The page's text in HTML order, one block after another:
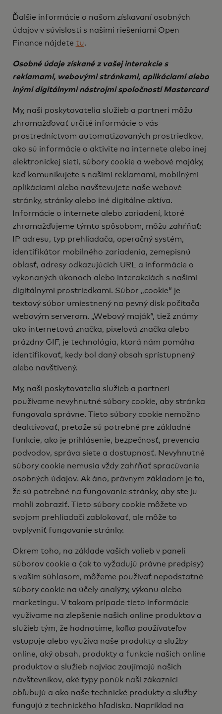
Ďalšie informácie o našom získavaní osobných
údajov v súvislosti s našimi riešeniami Open
Finance nájdete tu.
Osobné údaje získané z vašej interakcie s
reklamami, webovými stránkami, aplikáciami alebo
inými digitálnymi nástrojmi spoločnosti Mastercard
My, naši poskytovatelia služieb a partneri môžu
zhromažďovať určité informácie o vás
prostredníctvom automatizovaných prostriedkov,
ako sú informácie o aktivite na internete alebo inej
elektronickej sieti, súbory cookie a webové majáky,
keď komunikujete s našimi reklamami, mobilnými
aplikáciami alebo navštevujete naše webové
stránky, stránky alebo iné digitálne aktíva.
Informácie o internete alebo zariadení, ktoré
zhromažďujeme týmto spôsobom, môžu zahŕňať:
IP adresu, typ prehliadača, operačný systém,
identifikátor mobilného zariadenia, zemepisnú
oblasť, adresy odkazujúcich URL a informácie o
vykonaných úkonoch alebo interakciách s našimi
digitálnymi prostriedkami. Súbor „cookie“ je
textový súbor umiestnený na pevný disk počítača
webovým serverom. „Webový maják“, tiež známy
ako internetová značka, pixelová značka alebo
prázdny GIF, je technológia, ktorá nám pomáha
identifikovať, kedy bol daný obsah sprístupnený
alebo navštívený.
My, naši poskytovatelia služieb a partneri
používame nevyhnutné súbory cookie, aby stránka
fungovala správne. Tieto súbory cookie nemožno
deaktivovať, pretože sú potrebné pre základné
funkcie, ako je prihlásenie, bezpečnosť, prevencia
podvodov, správa siete a dostupnosť. Nevyhnutné
súbory cookie nemusia vždy zahŕňať spracúvanie
osobných údajov. Ak áno, právnym základom je to,
že sú potrebné na fungovanie stránky, aby ste ju
mohli zobraziť. Tieto súbory cookie môžete vo
svojom prehliadači zablokovať, ale môže to
ovplyvniť fungovanie stránky.
Okrem toho, na základe vašich volieb v paneli
súborov cookie a (ak to vyžadujú právne predpisy)
s vaším súhlasom, môžeme používať nepodstatné
súbory cookie na účely analýzy, výkonu alebo
marketingu. V takom prípade tieto informácie
využívame na zlepšenie našich online produktov a
služieb tým, že hodnotíme, koľko používateľov
vstupuje alebo využíva naše produkty a služby
online, aký obsah, produkty a funkcie našich online
produktov a služieb najviac zaujímajú našich
návštevníkov, aké typy ponúk naši zákazníci
obľubujú a ako naše technické produkty a služby
fungujú z technického hľadiska. Napríklad na